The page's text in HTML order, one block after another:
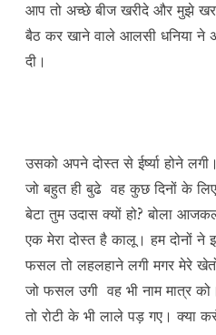
आप तो अच्छे बीज खरीदे और मुझे
बैठ कर खाने वाले आलसी धनिया ने
दी।
उसको अपने दोस्त से ईर्ष्या होने
जो बहुत ही बुढे वह कुछ दिनों के
बेटा तुम उदास क्यों हो? बोला
एक मेरा दोस्त है कालू। हम दोनों
फसल तो लहलहाने लगी मगर मेरे
जो फसल उगी वह भी नाम मात्र
तो रोटी के भी लाले पड़ गए। क्या